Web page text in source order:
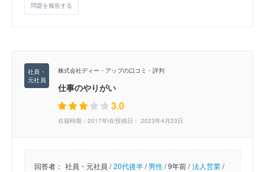
問題を報告する
株式会社ディー・アップの口コミ・評判
仕事のやりがい
3.0
在籍時期：2017年頃/投稿日： 2023年4月23日
回答者： 社員・元社員 / 20代後半/男性/9年前 / 法人営業/